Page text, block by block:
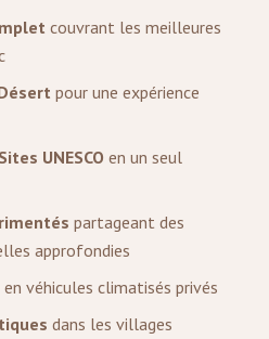
couvrant les meilleures
pour une expérience
UNESCO en un seul
partageant des
approfondies
en véhicules climatisés privés
dans les villages